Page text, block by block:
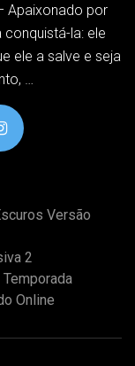
Apaixonado por
la: ele
ele a salve e seja
…
Versão
2
Online